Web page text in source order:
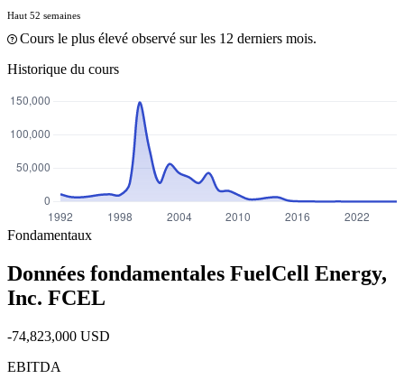
Haut 52 semaines
Cours le plus élevé observé sur les 12 derniers mois.
Historique du cours
Fondamentaux
Données fondamentales FuelCell Energy,
Inc. FCEL
-74,823,000 USD
EBITDA